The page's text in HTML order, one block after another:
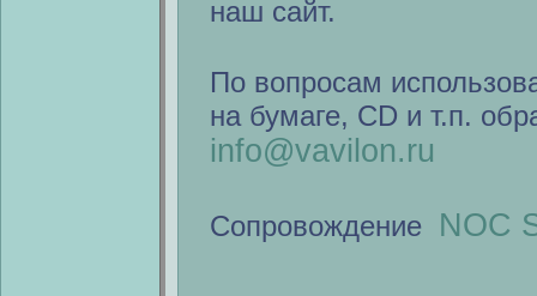
наш сайт.
По вопросам
на бумаге, CD и т.п.
info@vavilon.ru
Сопровождение NOC